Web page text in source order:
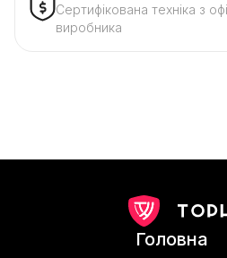
Сертифікована техніка з
виробника
Головна